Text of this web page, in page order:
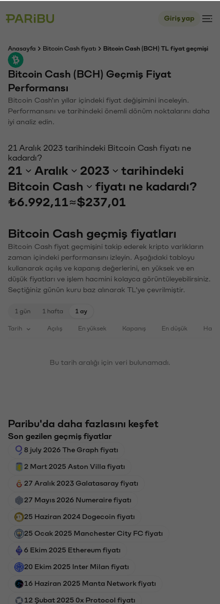
Giriş yap
Anasayfa Bitcoin Cash fiyatı Bitcoin Cash (BCH) TL fiyat geçmişi
Bitcoin Cash (BCH) Geçmiş Fiyat
Performansı
Bitcoin Cash'ın yıllar içindeki fiyat değişimini inceleyin.
Performansını ve tarihindeki önemli dönüm noktalarını daha
iyi analiz edin.
21 Aralık 2023 tarihindeki Bitcoin Cash fiyatı ne
kadardı?
21 Aralık 2023
tarihindeki
Bitcoin Cash
fiyatı ne kadardı?
₺6.992,11 ≈$237,01
Bitcoin Cash geçmiş fiyatları
Bitcoin Cash fiyat geçmişini takip ederek kripto varlıkların
zaman içindeki performansını izleyin. Aşağıdaki tabloyu
kullanarak açılış ve kapanış değerlerini, en yüksek ve en
düşük fiyatları ve işlem hacmini kolayca görüntüleyebilirsiniz.
Seçtiğiniz günün kuru baz alınarak TL'ye çevrilmiştir.
1 gün 1 hafta 1 ay
Tarih Açılış En yüksek Kapanış En düşük
Bu tarih aralığı için veri bulunamadı.
Paribu'da daha fazlasını keşfet
Son gezilen geçmiş fiyatlar
8 july 2026 The Graph fiyatı
2 Mart 2025 Aston Villa fiyatı
27 Aralık 2023 Galatasaray fiyatı
27 Mayıs 2026 Numeraire fiyatı
25 Haziran 2024 Dogecoin fiyatı
25 Ocak 2025 Manchester City FC fiyatı
6 Ekim 2025 Ethereum fiyatı
20 Ekim 2025 Inter Milan fiyatı
16 Haziran 2025 Manta Network fiyatı
12 Şubat 2025 0x Protocol fiyatı